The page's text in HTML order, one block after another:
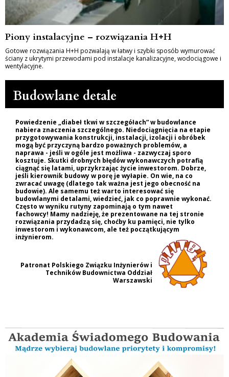
Piony instalacyjne – rozwiązania H+H
Gotowe rozwiązania H+H pozwalają w łatwy i szybki sposób wymurować
ściany z ukrytymi przewodami pod instalacje kanalizacyjne, wodociągowe i
wentylacyjne.
Budowlane detale
Powiedzenie „diabeł tkwi w szczegółach” w budowlance
nabiera znaczenia szczególnego. Niedociągnięcia na etapie
przygotowywania konstrukcji, instalacji, izolacji i obróbek
mogą być przyczyną bardzo poważnych problemów, a
naprawa - jeśli w ogóle jest możliwa - zazwyczaj sporo
kosztuje. Skutki drobnych błędów wykonawczych potrafią
ciągnąć się latami, uprzykrzając życie inwestorom. Dobrze,
jeśli kierownik budowy w porę je wyłapie. On wie, na co
zwracać uwagę (dlatego tak ważna jest jego obecność na
budowie). Ale samemu też warto interesować się
budowlanymi detalami, wiedzieć, jak co poprawnie wykonać.
Często w wyniku rutyny zapominają o tym nawet
fachowcy! Mamy nadzieję, że prezentowane na tej stronie
rozwiązania przydadzą się, choćby ku pamięci, nie tylko
inwestorom i wykonawcom, ale też początkującym
inżynierom.
Patronat Polskiego Związku Inżynierów i
Techników Budownictwa Oddział
Warszawski